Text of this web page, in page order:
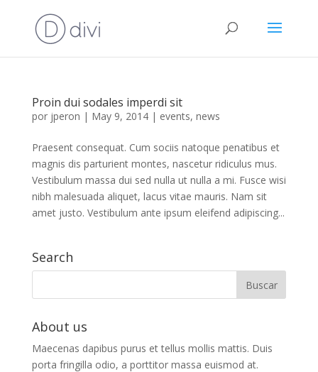
Proin dui sodales imperdi sit
por jperon | May 9, 2014| events, news
Praesent consequat. Cum sociis natoque penatibus et
magnis dis parturient montes, nascetur ridiculus mus.
Vestibulum massa dui sed nulla ut nulla a mi. Fusce wisi
nibh malesuada aliquet, lacus vitae mauris. Nam sit
amet justo. Vestibulum ante ipsum eleifend adipiscing...
Search
About us
Maecenas dapibus purus et tellus mollis mattis. Duis
porta fringilla odio, a porttitor massa euismod at.